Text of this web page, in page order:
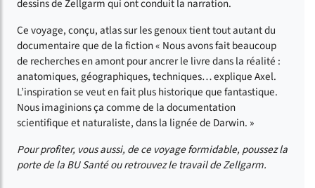
dessins de Zellgarm qui ont conduit la narration.
Ce voyage, conçu, atlas sur les genoux tient tout autant du
documentaire que de la fiction « Nous avons fait beaucoup
de recherches en amont pour ancrer le livre dans la réalité :
anatomiques, géographiques, techniques… explique Axel.
L’inspiration se veut en fait plus historique que fantastique.
Nous imaginions ça comme de la documentation
scientifique et naturaliste, dans la lignée de Darwin. »
Pour profiter, vous aussi, de ce voyage formidable, poussez la
porte de la BU Santé ou retrouvez le travail de Zellgarm.